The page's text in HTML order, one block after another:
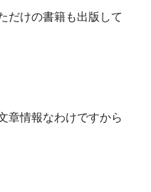
だけの書籍も出版して
章情報なわけですから